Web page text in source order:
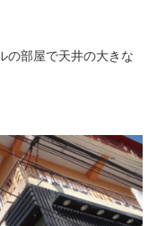
の部屋で天井の大きな